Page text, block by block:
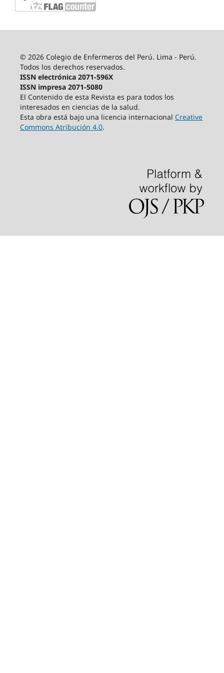
© 2026 Colegio de Enfermeros del Perú. Lima - Perú.
Todos los derechos reservados.
ISSN electrónica 2071-596X
ISSN impresa 2071-5080
El Contenido de esta Revista es para todos los
interesados en ciencias de la salud.
Esta obra está bajo una licencia internacional Creative
Commons Atribución 4.0.